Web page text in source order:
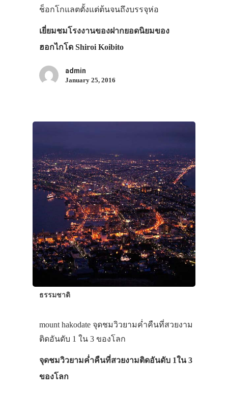
ช็อกโกแลตตั้งแต่ต้นจนถึงบรรจุห่อ
เยี่ยมชมโรงงานของฝากยอดนิยมของ
ฮอกไกโด Shiroi Koibito
admin
January 25, 2016
ธรรมชาติ
mount hakodate จุดชมวิวยามค่ำคืนที่สวยงาม
ติดอันดับ 1 ใน 3 ของโลก
จุดชมวิวยามค่ำคืนที่สวยงามติดอันดับ 1ใน 3
ของโลก